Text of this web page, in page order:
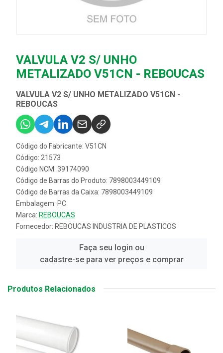
VALVULA V2 S/ UNHO
METALIZADO V51CN - REBOUCAS
VALVULA V2 S/ UNHO METALIZADO V51CN -
REBOUCAS
Código do Fabricante: V51CN
Código: 21573
Código NCM: 39174090
Código de Barras do Produto: 7898003449109
Código de Barras da Caixa: 7898003449109
Embalagem: PC
Marca: REBOUCAS
Fornecedor: REBOUCAS INDUSTRIA DE PLASTICOS
Faça seu login ou
cadastre-se para ver preços e comprar
Produtos Relacionados